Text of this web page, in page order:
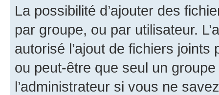
La possibilité d’ajouter des
par groupe, ou par utilisateur.
autorisé l’ajout de fichiers
ou peut-être que seul un
l’administrateur si vous ne